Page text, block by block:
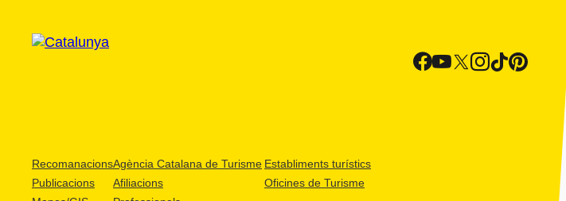
Recomanacions
Publicacions
Agència Catalana de Turisme
Afiliacions
Establiments turístics
Oficines de Turisme